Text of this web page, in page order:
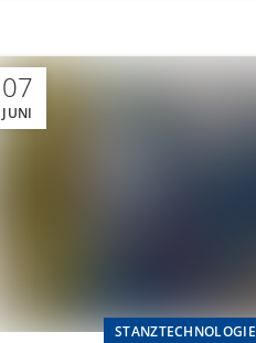
07
JUNI
STANZTECHNOLOGIE